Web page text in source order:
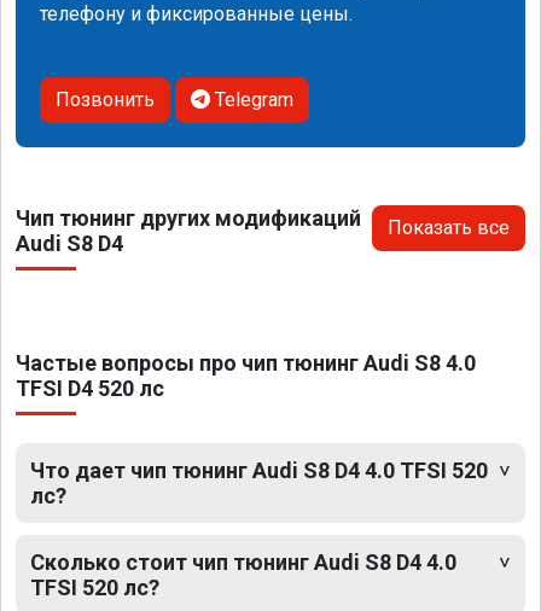
телефону и фиксированные цены.
Позвонить Telegram
Чип тюнинг других модификаций
Audi S8 D4
Показать все
Частые вопросы про чип тюнинг Audi S8 4.0
TFSI D4 520 лс
Что дает чип тюнинг Audi S8 D4 4.0 TFSI 520
лс?
Сколько стоит чип тюнинг Audi S8 D4 4.0
TFSI 520 лс?